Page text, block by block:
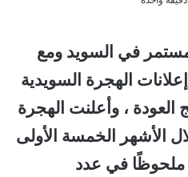
مستمر في السويد ومع
تنشط إعلانات الهجرة السويدية
، وأعلنت الهجرة
الأشهر الخمسة الأولى
ملحوظًا في عدد